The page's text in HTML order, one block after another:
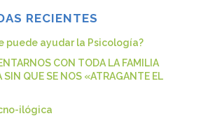
RECIENTES
puede ayudar la Psicología?
CON TODA LA FAMILIA
SIN QUE SE NOS «ATRAGANTE EL
ilógica